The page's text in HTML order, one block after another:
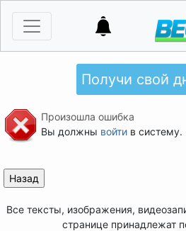
Получи свой
Произошла ошибка
Вы должны войтив систему.
Все тексты, изображения,
странице принадлежат